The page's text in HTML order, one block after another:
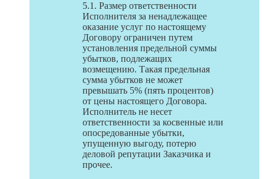
5.1. Размер ответственности
Исполнителя за ненадлежащее
оказание услуг по настоящему
Договору ограничен путем
установления предельной суммы
убытков, подлежащих
возмещению. Такая предельная
сумма убытков не может
превышать 5% (пять процентов)
от цены настоящего Договора.
Исполнитель не несет
ответственности за косвенные или
опосредованные убытки,
упущенную выгоду, потерю
деловой репутации Заказчика и
прочее.